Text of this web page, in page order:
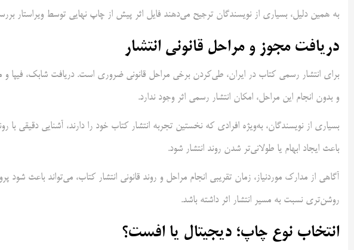
به همین دلیل، بسیاری از نویسندگان ترجیح می‌دهند فایل اثر پیش از چاپ نهایی توسط ویراستار
دریافت مجوز و مراحل قانونی انتشار
برای انتشار رسمی کتاب در ایران، طی‌کردن برخی مراحل قانونی ضروری است. دریافت شابک، فیپا
و بدون انجام این مراحل، امکان انتشار رسمی اثر وجود ندارد.
بسیاری از نویسندگان، به‌ویژه افرادی که نخستین تجربه انتشار کتاب خود را دارند، آشنایی دقیقی
باعث ایجاد ابهام یا طولانی‌تر شدن روند انتشار شود.
آگاهی از مدارک موردنیاز، زمان تقریبی انجام مراحل و روند قانونی انتشار کتاب، می‌تواند باعث شود
روشن‌تری نسبت به مسیر انتشار اثر داشته باشد.
انتخاب نوع چاپ؛ دیجیتال یا افست؟